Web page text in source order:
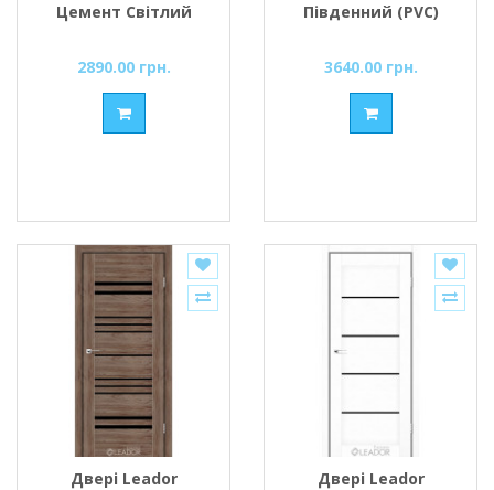
Цемент Світлий
чорне
2890.00 грн.
Південний (PVC)
сатин
3640.00 грн.
Двері Leador
Двері Leador